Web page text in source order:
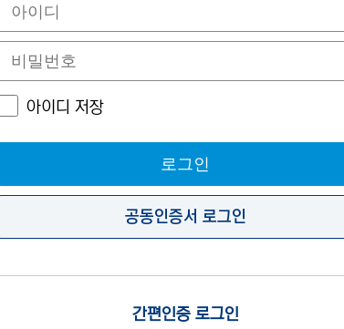
아이디 저장
로그인
공동인증서 로그인
간편인증 로그인